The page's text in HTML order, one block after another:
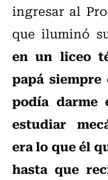
ingresar al
que iluminó
en un liceo
papá
podía darme
estudiar
era lo que él
hasta que